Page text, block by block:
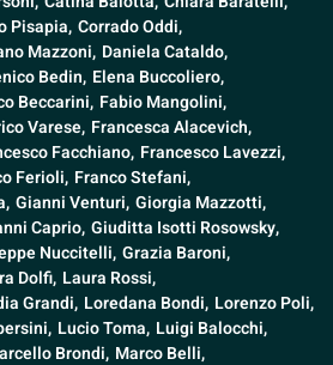
Pisapia, Corrado Oddi,
Mazzoni, Daniela Cataldo,
Bedin, Elena Buccoliero,
Beccarini, Fabio Mangolini,
Varese, Francesca Alacevich,
Facchiano, Francesco Lavezzi,
Ferioli, Franco Stefani,
Gianni Venturi, Giorgia Mazzotti,
Caprio, Giuditta Isotti Rosowsky,
Nuccitelli, Grazia Baroni,
Dolfi, Laura Rossi,
Grandi, Loredana Bondi, Lorenzo Poli,
Lucio Toma, Luigi Balocchi,
Brondi, Marco Belli,